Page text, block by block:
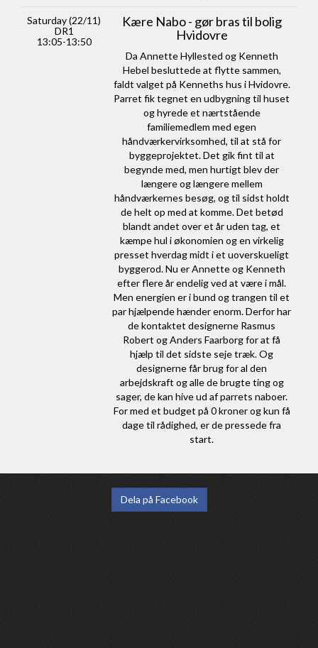
Saturday (22/11)
DR1
13:05-13:50
Kære Nabo - gør bras til bolig
Hvidovre
Da Annette Hyllested og Kenneth
Hebel besluttede at flytte sammen,
faldt valget på Kenneths hus i Hvidovre.
Parret fik tegnet en udbygning til huset
og hyrede et nærtstående
familiemedlem med egen
håndværkervirksomhed, til at stå for
byggeprojektet. Det gik fint til at
begynde med, men hurtigt blev der
længere og længere mellem
håndværkernes besøg, og til sidst holdt
de helt op med at komme. Det betød
blandt andet over et år uden tag, et
kæmpe hul i økonomien og en virkelig
presset hverdag midt i et uoverskueligt
byggerod. Nu er Annette og Kenneth
efter flere år endelig ved at være i mål.
Men energien er i bund og trangen til et
par hjælpende hænder enorm. Derfor har
de kontaktet designerne Rasmus
Robert og Anders Faarborg for at få
hjælp til det sidste seje træk. Og
designerne får brug for al den
arbejdskraft og alle de brugte ting og
sager, de kan hive ud af parrets naboer.
For med et budget på 0 kroner og kun få
dage til rådighed, er de pressede fra
start.
Dela på Facebook